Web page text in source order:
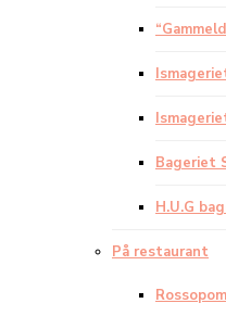
Bageriet
H.U.G
På restaurant